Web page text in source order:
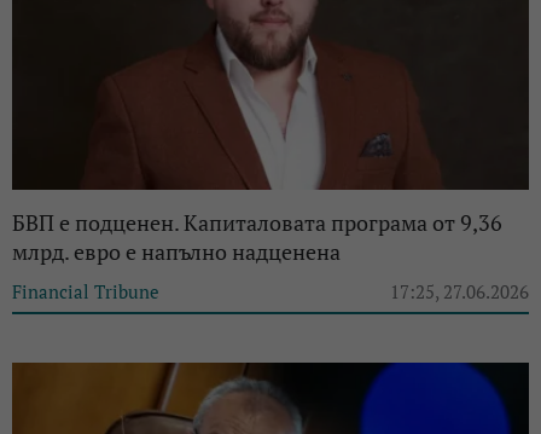
БВП е подценен. Капиталовата програма от 9,36
млрд. евро е напълно надценена
Financial Tribune 17:25, 27.06.2026